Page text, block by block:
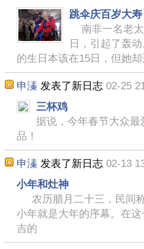
跳伞庆百岁大寿
南非一名老太
日，引起了轰
的生日本该在15日，但她
申溱 发表了新日志 02-25
三杯鸡
据说，今年春节大众最
品！
申溱 发表了新日志 02-13
小年和灶神
农历腊月二十三，民间称
小年就是大年的序幕。在
吉的